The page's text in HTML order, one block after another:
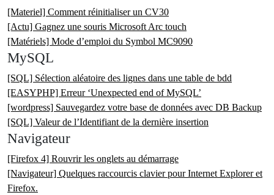
[Materiel] Comment réinitialiser un CV30
[Actu] Gagnez une souris Microsoft Arc touch
[Matériels] Mode d’emploi du Symbol MC9090
MySQL
[SQL] Sélection aléatoire des lignes dans une table de bdd
[EASYPHP] Erreur ‘Unexpected end of MySQL’
[wordpress] Sauvegardez votre base de données avec DB Backup
[SQL] Valeur de l’Identifiant de la dernière insertion
Navigateur
[Firefox 4] Rouvrir les onglets au démarrage
[Navigateur] Quelques raccourcis clavier pour Internet Explorer et
Firefox.